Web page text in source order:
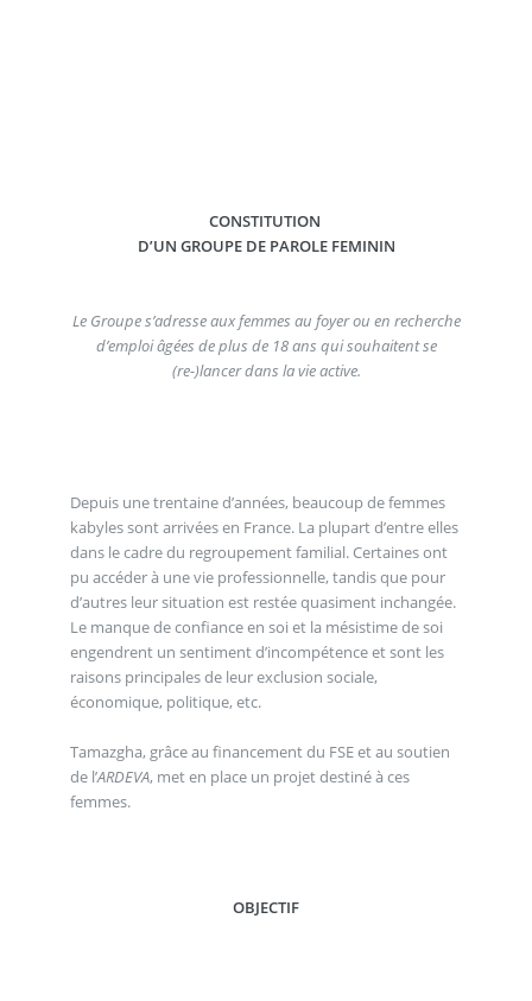
CONSTITUTION
D’UN GROUPE DE PAROLE FEMININ
Le Groupe s’adresse aux femmes au foyer ou en recherche
d’emploi âgées de plus de 18 ans qui souhaitent se
(re-)lancer dans la vie active.
Depuis une trentaine d’années, beaucoup de femmes
kabyles sont arrivées en France. La plupart d’entre elles
dans le cadre du regroupement familial. Certaines ont
pu accéder à une vie professionnelle, tandis que pour
d’autres leur situation est restée quasiment inchangée.
Le manque de confiance en soi et la mésistime de soi
engendrent un sentiment d’incompétence et sont les
raisons principales de leur exclusion sociale,
économique, politique, etc.
Tamazgha, grâce au financement du FSE et au soutien
de l’ARDEVA, met en place un projet destiné à ces
femmes.
OBJECTIF